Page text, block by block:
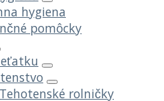
hygiena
pomôcky
Tehotenské rolničky